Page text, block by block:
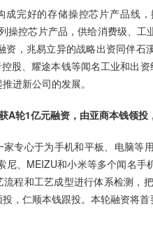
成完好的存储操控芯片产品线，
操控芯片产品，供给消费级、
资，兆易立异的战略出资同伴
股、耀途本钱等闻名工业和出
进新公司的发展。
A轮1亿元融资，由亚商本钱领投
家专心于为手机和平板、电脑等
尼、MEIZU和小米等多个闻名
程和工艺成型进行体系检测，
，仁顺本钱跟投。本轮融资将